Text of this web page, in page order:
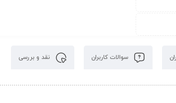
سوالات کاربران نقد و بررسی